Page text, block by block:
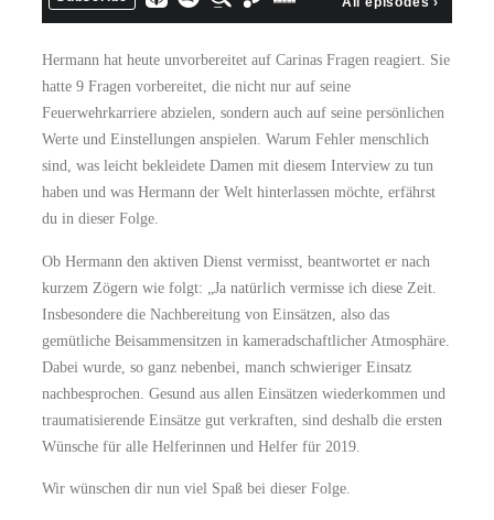
Hermann hat heute unvorbereitet auf Carinas Fragen reagiert. Sie
hatte 9 Fragen vorbereitet, die nicht nur auf seine
Feuerwehrkarriere abzielen, sondern auch auf seine persönlichen
Werte und Einstellungen anspielen. Warum Fehler menschlich
sind, was leicht bekleidete Damen mit diesem Interview zu tun
haben und was Hermann der Welt hinterlassen möchte, erfährst
du in dieser Folge.
Ob Hermann den aktiven Dienst vermisst, beantwortet er nach
kurzem Zögern wie folgt: „Ja natürlich vermisse ich diese Zeit.
Insbesondere die Nachbereitung von Einsätzen, also das
gemütliche Beisammensitzen in kameradschaftlicher Atmosphäre.
Dabei wurde, so ganz nebenbei, manch schwieriger Einsatz
nachbesprochen. Gesund aus allen Einsätzen wiederkommen und
traumatisierende Einsätze gut verkraften, sind deshalb die ersten
Wünsche für alle Helferinnen und Helfer für 2019.
Wir wünschen dir nun viel Spaß bei dieser Folge.